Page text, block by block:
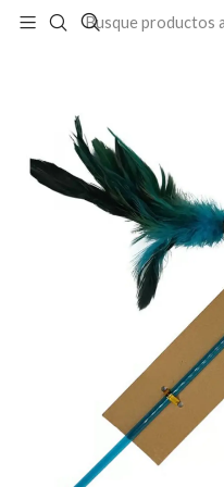
Inicio GATO
Varilla para Gato con